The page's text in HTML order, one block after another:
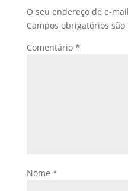
O seu endereço de e-
Campos obrigatórios
Comentário *
Nome *